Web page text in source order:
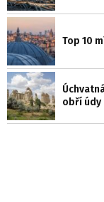
Top 10
obří údy